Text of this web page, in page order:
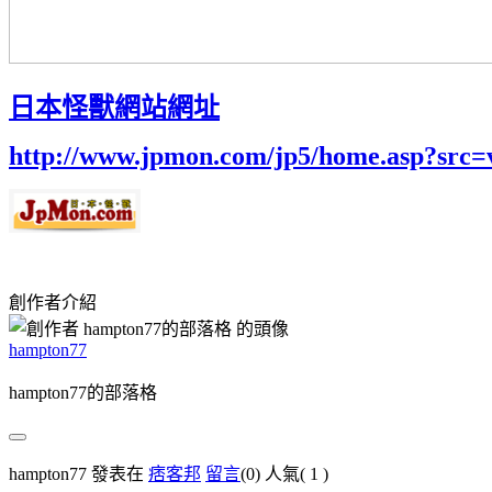
日本怪獸網站網址
http://www.jpmon.com/jp5/
創作者介紹
hampton77
hampton77的部落格
hampton77 發表在 痞客邦 留言(0) 人氣( 1 )